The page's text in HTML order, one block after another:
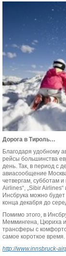
Дорога в Тироль…
Благодаря удобному
рейсы большинства
день. Так, в период с
авиасообщение
четвергам, субботам
Airlines“, „Sibir
Инсбрука можно
конца декабря до
Помимо этого, в
Меммингена, Цюриха
трансферы с
самое короткое время.
http://www.innsbruck-